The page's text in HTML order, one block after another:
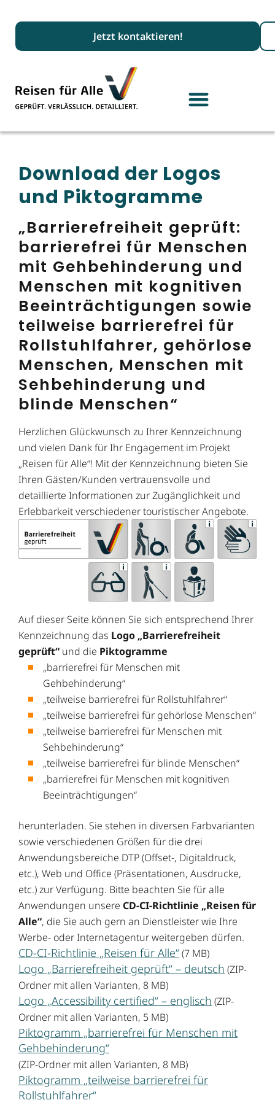
Jetzt kontaktieren!
Download der Logos
und Piktogramme
„Barrierefreiheit geprüft:
barrierefrei für Menschen
mit Gehbehinderung und
Menschen mit kognitiven
Beeinträchtigungen sowie
teilweise barrierefrei für
Rollstuhlfahrer, gehörlose
Menschen, Menschen mit
Sehbehinderung und
blinde Menschen“
Herzlichen Glückwunsch zu Ihrer Kennzeichnung
und vielen Dank für Ihr Engagement im Projekt
„Reisen für Alle“! Mit der Kennzeichnung bieten Sie
Ihren Gästen/Kunden vertrauensvolle und
detaillierte Informationen zur Zugänglichkeit und
Erlebbarkeit verschiedener touristischer Angebote.
Auf dieser Seite können Sie sich entsprechend Ihrer
Kennzeichnung das Logo „Barrierefreiheit
geprüft“ und die Piktogramme
„barrierefrei für Menschen mit
Gehbehinderung“
„teilweise barrierefrei für Rollstuhlfahrer“
„teilweise barrierefrei für gehörlose Menschen“
„teilweise barrierefrei für Menschen mit
Sehbehinderung“
„teilweise barrierefrei für blinde Menschen“
„barrierefrei für Menschen mit kognitiven
Beeinträchtigungen“
herunterladen. Sie stehen in diversen Farbvarianten
sowie verschiedenen Größen für die drei
Anwendungsbereiche DTP (Offset-, Digitaldruck,
etc.), Web und Office (Präsentationen, Ausdrucke,
etc.) zur Verfügung. Bitte beachten Sie für alle
Anwendungen unsere CD-CI-Richtlinie „Reisen für
Alle“, die Sie auch gern an Dienstleister wie Ihre
Werbe- oder Internetagentur weitergeben dürfen.
CD-CI-Richtlinie „Reisen für Alle“(7 MB)
Logo „Barrierefreiheit geprüft“ – deutsch (ZIP-
Ordner mit allen Varianten, 8 MB)
Logo „Accessibility certified“ – englisch (ZIP-
Ordner mit allen Varianten, 5 MB)
Piktogramm „barrierefrei für Menschen mit
Gehbehinderung“
(ZIP-Ordner mit allen Varianten, 8 MB)
Piktogramm „teilweise barrierefrei für
Rollstuhlfahrer“